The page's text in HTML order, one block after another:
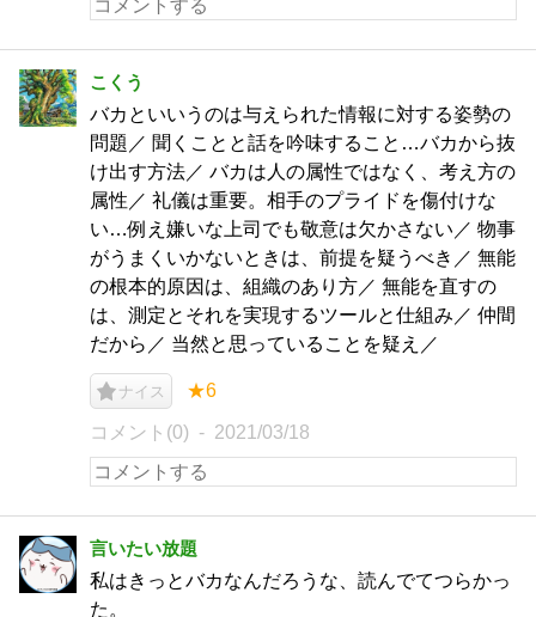
こくう
バカといいうのは与えられた情報に対する姿勢の
問題／ 聞くことと話を吟味すること…バカから抜
け出す方法／ バカは人の属性ではなく、考え方の
属性／ 礼儀は重要。相手のプライドを傷付けな
い…例え嫌いな上司でも敬意は欠かさない／ 物事
がうまくいかないときは、前提を疑うべき／ 無能
の根本的原因は、組織のあり方／ 無能を直すの
は、測定とそれを実現するツールと仕組み／ 仲間
だから／ 当然と思っていることを疑え／
ナイス ★6
コメント(0) 2021/03/18
言いたい放題
私はきっとバカなんだろうな、読んでてつらかっ
た。